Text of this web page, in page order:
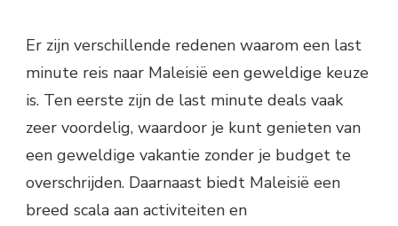
Er zijn verschillende redenen waarom een last
minute reis naar Maleisië een geweldige keuze
is. Ten eerste zijn de last minute deals vaak
zeer voordelig, waardoor je kunt genieten van
een geweldige vakantie zonder je budget te
overschrijden. Daarnaast biedt Maleisië een
breed scala aan activiteiten en